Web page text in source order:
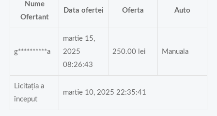
Nume
Ofertant
Data ofertei Oferta Auto
g**********a
martie 15,
2025
08:26:43
250.00 lei Manuala
Licitația a
început
martie 10, 2025 22:35:41